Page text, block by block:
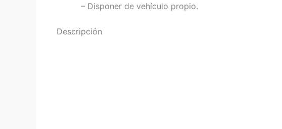
– Disponer de vehículo propio.
Descripción